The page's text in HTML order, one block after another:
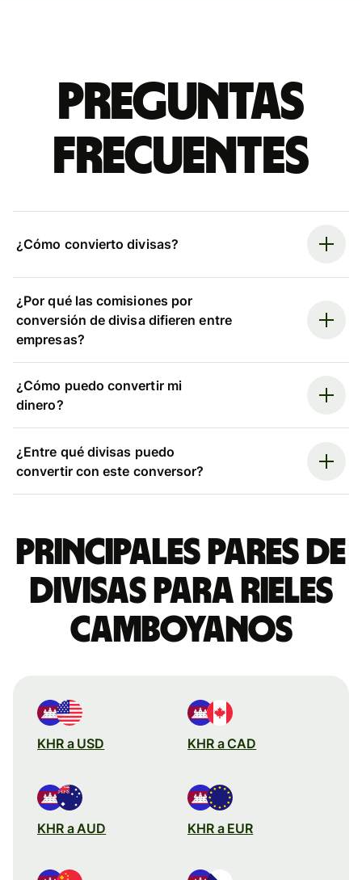
Preguntas
frecuentes
¿Cómo convierto divisas?
¿Por qué las comisiones por
conversión de divisa difieren entre
empresas?
¿Cómo puedo convertir mi
dinero?
¿Entre qué divisas puedo
convertir con este conversor?
Principales pares de
divisas para rieles
camboyanos
KHR a USD KHR a CAD
KHR a AUD KHR a EUR